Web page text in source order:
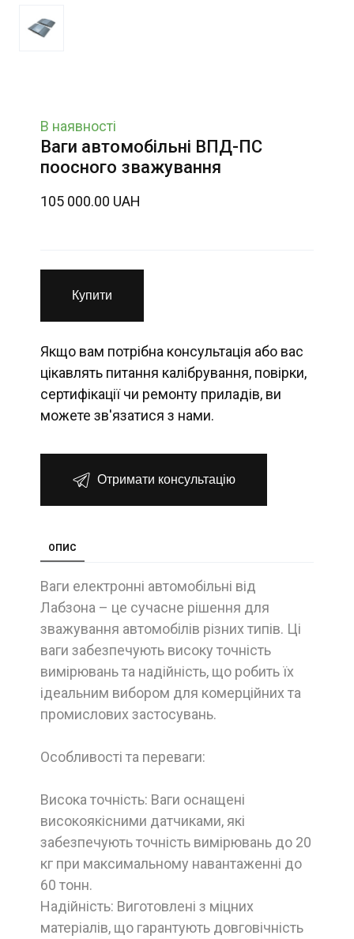
В наявності
Ваги автомобільні ВПД-ПС
поосного зважування
105 000.00 UAH
Купити
Якщо вам потрібна консультація або вас
цікавлять питання калібрування, повірки,
сертифікації чи ремонту приладів, ви
можете зв'язатися з нами.
Отримати консультацію
ОПИС
Ваги електронні автомобільні від
Лабзона – це сучасне рішення для
зважування автомобілів різних типів. Ці
ваги забезпечують високу точність
вимірювань та надійність, що робить їх
ідеальним вибором для комерційних та
промислових застосувань.
Особливості та переваги:
Висока точність: Ваги оснащені
високоякісними датчиками, які
забезпечують точність вимірювань до 20
кг при максимальному навантаженні до
60 тонн.
Надійність: Виготовлені з міцних
матеріалів, що гарантують довговічність